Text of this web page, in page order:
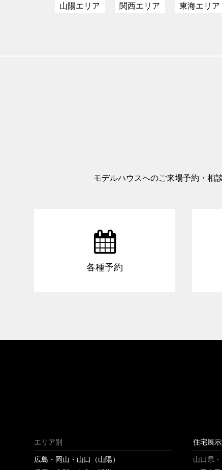
山陽エリア 関西エリア 東海エリア
モデルハウスへのご来場予約・相

各種予約
エリア別
広島・岡山・山口（山陽）
住宅展示
山口県